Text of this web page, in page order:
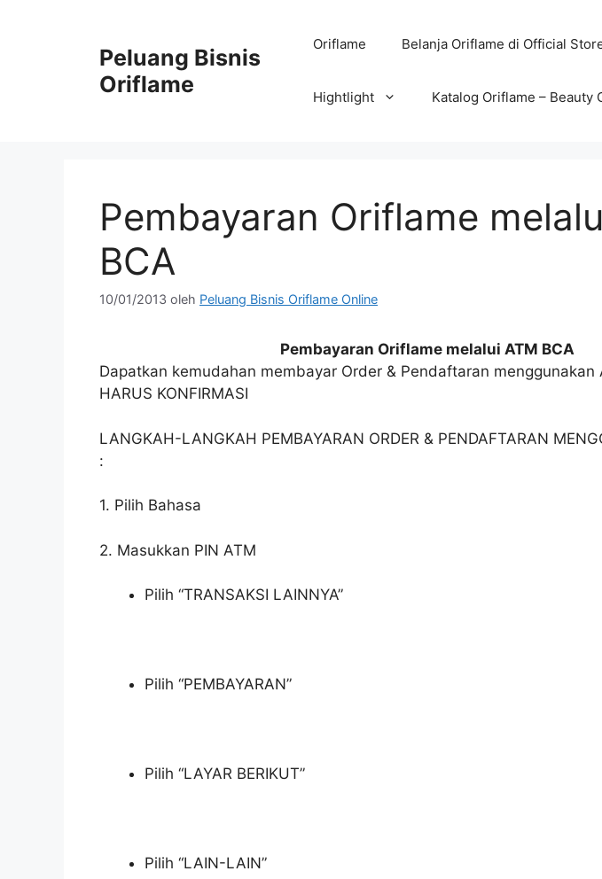
Peluang Bisnis
Oriflame
Oriflame Belanja Oriflame di Official
Hightlight Katalog Oriflame – Beauty
Pembayaran Oriflame
BCA
10/01/2013 oleh Peluang Bisnis Oriflame Online
Pembayaran Oriflame melalui ATM BCA
Dapatkan kemudahan membayar Order & Pendaftaran menggunakan
HARUS KONFIRMASI
LANGKAH-LANGKAH PEMBAYARAN ORDER & PENDAFTARAN
:
1. Pilih Bahasa
2. Masukkan PIN ATM
Pilih “TRANSAKSI LAINNYA”
Pilih “PEMBAYARAN”
Pilih “LAYAR BERIKUT”
Pilih “LAIN-LAIN”